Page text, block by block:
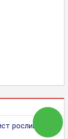
рослин в